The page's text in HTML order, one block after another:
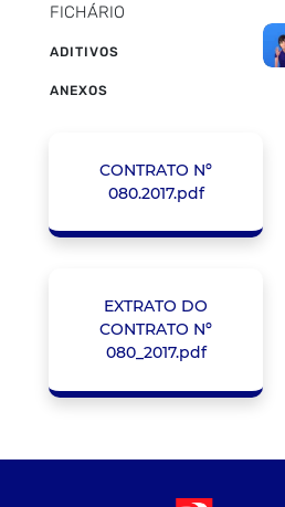
FICHÁRIO
ADITIVOS
ANEXOS
CONTRATO Nº
080.2017.pdf
EXTRATO DO
CONTRATO Nº
080_2017.pdf